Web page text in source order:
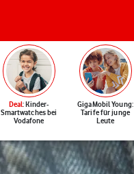
Deal: Kinder-
Smartwatches bei
Vodafone
GigaMobil Young:
Tarife für junge
Leute